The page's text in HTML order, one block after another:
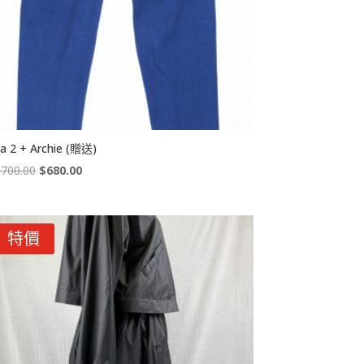
2 + Archie (贈送)
Original
was:
$1,700.00.
$680.00Current
is:
$680.00.
特價